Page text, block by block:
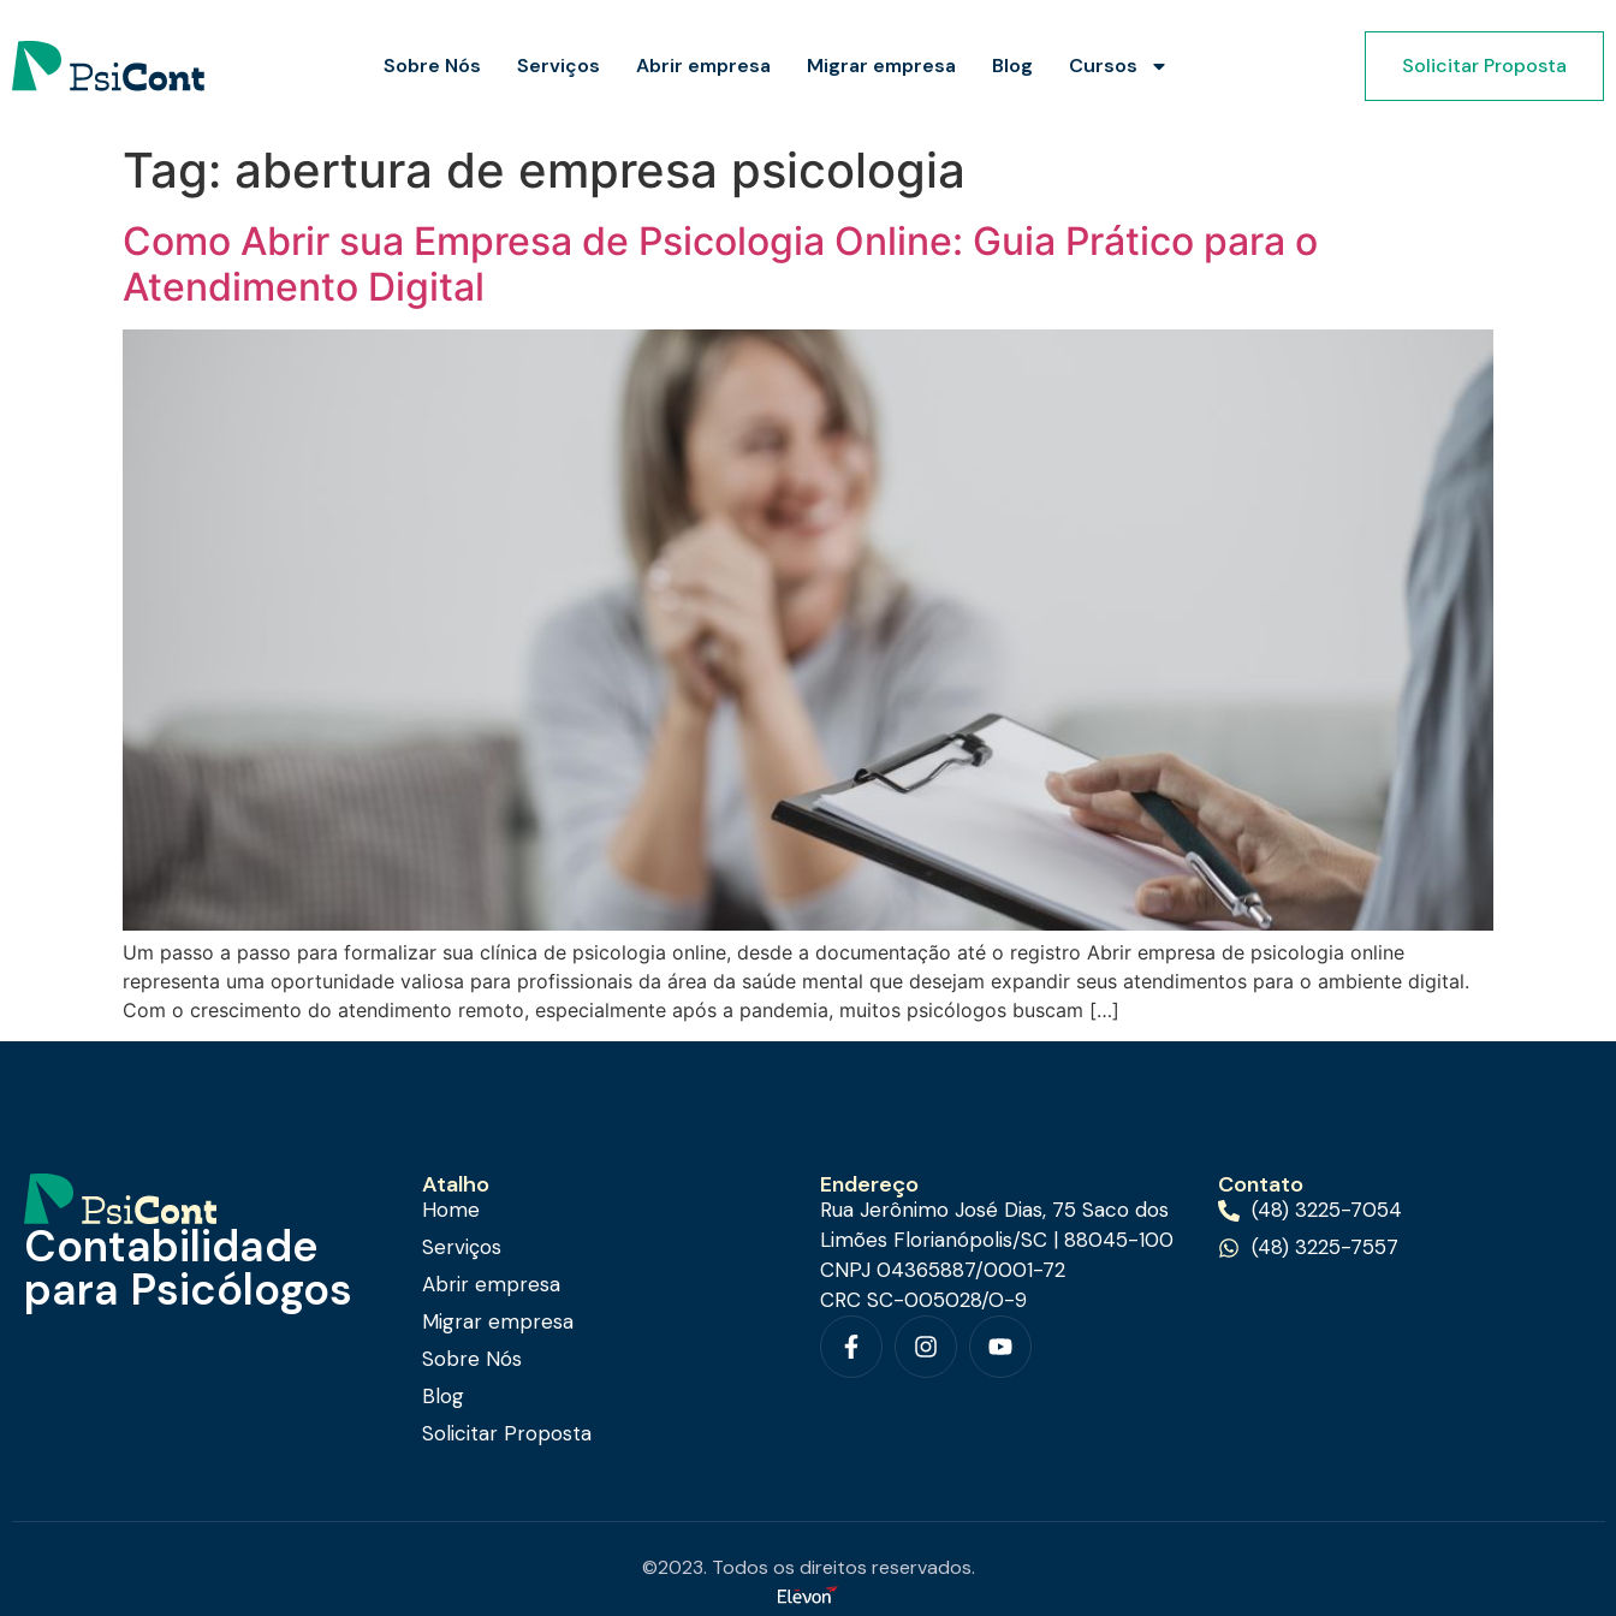
Sobre Nós Serviços Abrir empresa Migrar empresa Blog Cursos Solicitar Proposta
Tag: abertura de empresa psicologia
Como Abrir sua Empresa de Psicologia Online: Guia Prático para o
Atendimento Digital
Um passo a passo para formalizar sua clínica de psicologia online, desde a documentação até o registro Abrir empresa de psicologia online
representa uma oportunidade valiosa para profissionais da área da saúde mental que desejam expandir seus atendimentos para o ambiente digital.
Com o crescimento do atendimento remoto, especialmente após a pandemia, muitos psicólogos buscam […]
Contabilidade
para Psicólogos
Atalho
Home
Serviços
Abrir empresa
Migrar empresa
Sobre Nós
Blog
Solicitar Proposta
Endereço
Rua Jerônimo José Dias, 75 Saco dos
Limões Florianópolis/SC | 88045-100
CNPJ 04365887/0001-72
CRC SC-005028/O-9
Contato
(48) 3225-7054
(48) 3225-7557
©2023. Todos os direitos reservados.